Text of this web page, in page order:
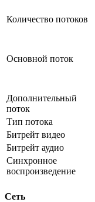
Количество потоков
Основной поток
Дополнительный
поток
Тип потока
Битрейт видео
Битрейт аудио
Синхронное
воспроизведение
Сеть